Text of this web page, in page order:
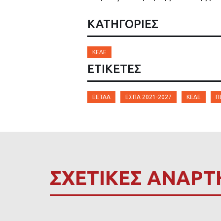
ΚΑΤΗΓΟΡΙΕΣ
ΚΕΔΕ
ΕΤΙΚΈΤΕΣ
ΕΕΤΑΑ ΕΣΠΑ 2021-2027 ΚΕΔΕ
ΣΧΕΤΙΚΕΣ